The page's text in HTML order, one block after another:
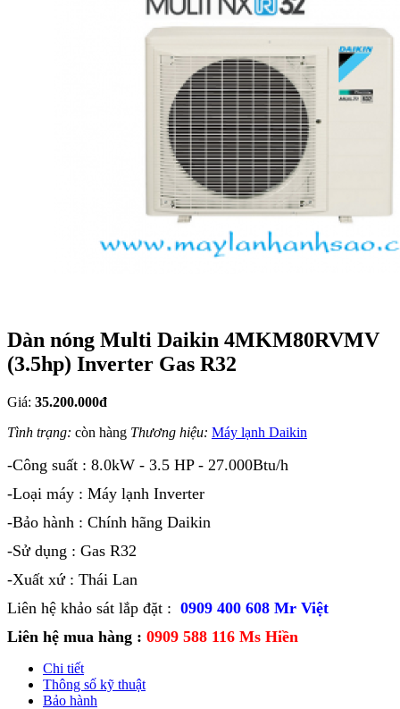
Dàn nóng Multi Daikin 4MKM80RVMV
(3.5hp) Inverter Gas R32
Giá: 35.200.000đ
Tình trạng: còn hàng Thương hiệu: Máy lạnh Daikin
-Công suất : 8.0kW - 3.5 HP - 27.000Btu/h
-Loại máy : Máy lạnh Inverter
-Bảo hành : Chính hãng Daikin
-Sử dụng : Gas R32
-Xuất xứ : Thái Lan
Liên hệ khảo sát lắp đặt : 0909 400 608 Mr Việt
Liên hệ mua hàng : 0909 588 116 Ms Hiền
Chi tiết
Thông số kỹ thuật
Bảo hành